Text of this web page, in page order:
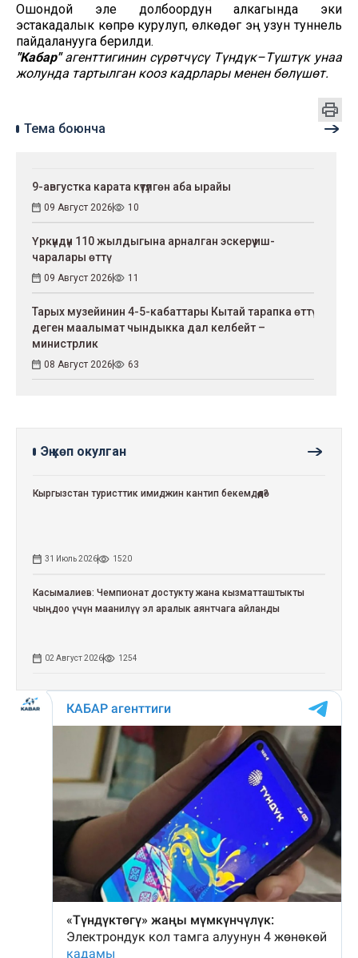
Ошондой эле долбоордун алкагында эки
эстакадалык көпүрө курулуп, өлкөдөгү эң узун туннель
пайдаланууга берилди.
"Кабар"агенттигинин сүрөтчүсү Түндүк–Түштүк унаа
жолунда тартылган кооз кадрлары менен бөлүшөт.
Тема боюнча
9-августка карата күтүлгөн аба ырайы
09 Август 2026 10
Үркүндүн 110 жылдыгына арналган эскерүү иш-
чаралары өттү
09 Август 2026 11
Тарых музейинин 4-5-кабаттары Кытай тарапка өттү
деген маалымат чындыкка дал келбейт –
министрлик
08 Август 2026 63
Эң көп окулган
Кыргызстан туристтик имиджин кантип бекемдөөдө?
31 Июль 2026 1520
Касымалиев: Чемпионат достукту жана кызматташтыкты
чыңдоо үчүн маанилүү эл аралык аянтчага айланды
02 Август 2026 1254